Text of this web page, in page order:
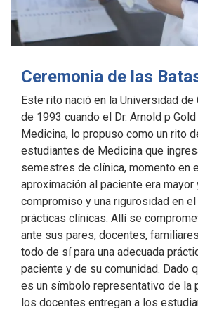
Ceremonia de las
Este rito nació en la Universidad de
de 1993 cuando el Dr. Arnold p
Medicina, lo propuso como un rito
estudiantes de Medicina que
semestres de clínica, momento en
aproximación al paciente era mayor
compromiso y una rigurosidad en
prácticas clínicas. Allí se
ante sus pares, docentes,
todo de sí para una adecuada
paciente y de su comunidad. Dado
es un símbolo representativo de la
los docentes entregan a los